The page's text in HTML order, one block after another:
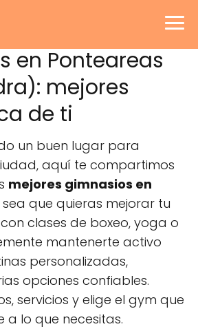
en Ponteareas
mejores
de ti
un buen lugar para
aquí te compartimos
mejores gimnasios en
sea que quieras mejorar tu
clases de boxeo, yoga o
mantenerte activo
personalizadas,
opciones confiables.
servicios y elige el gym que
a lo que necesitas.